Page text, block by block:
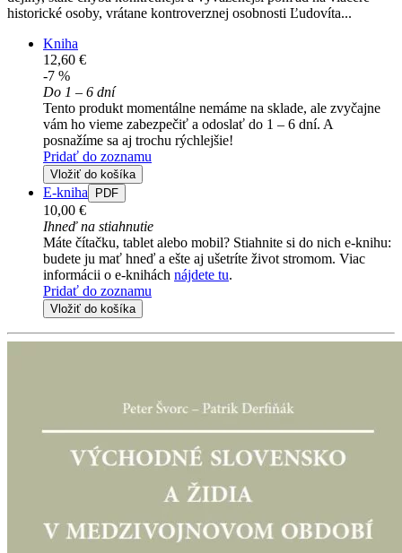
historické osoby, vrátane kontroverznej osobnosti Ľudovíta...
Kniha
12,60 €
-7 %
Do 1 – 6 dní
Tento produkt momentálne nemáme na sklade, ale zvyčajne
vám ho vieme zabezpečiť a odoslať do 1 – 6 dní. A
posnažíme sa aj trochu rýchlejšie!
Pridať do zoznamu
Vložiť do košíka
E-kniha PDF
10,00 €
Ihneď na stiahnutie
Máte čítačku, tablet alebo mobil? Stiahnite si do nich e-knihu:
budete ju mať hneď a ešte aj ušetríte život stromom. Viac
informácii o e-knihách nájdete tu.
Pridať do zoznamu
Vložiť do košíka